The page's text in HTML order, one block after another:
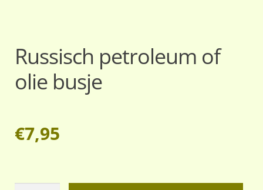
Russisch petroleum of
olie busje
€7,95